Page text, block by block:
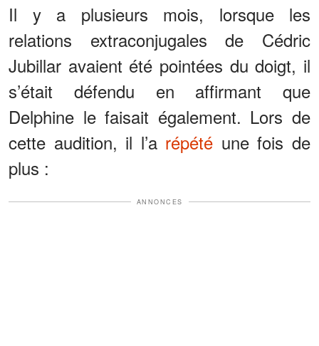
Il y a plusieurs mois, lorsque les
relations extraconjugales de Cédric
Jubillar avaient été pointées du doigt, il
s’était défendu en affirmant que
Delphine le faisait également. Lors de
cette audition, il l’a répété une fois de
plus :
ANNONCES